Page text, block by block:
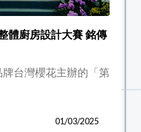
體廚房設計大賽 銘傳
台灣櫻花主辦的「第
01/03/2025